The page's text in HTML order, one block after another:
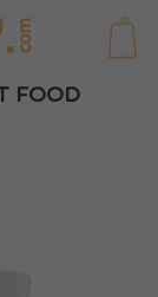
FOOD